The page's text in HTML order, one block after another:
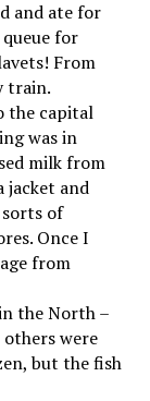
and ate for
for
From
train.
the capital
was in
milk from
jacket and
of
Once I
from
the North –
others were
but the fish